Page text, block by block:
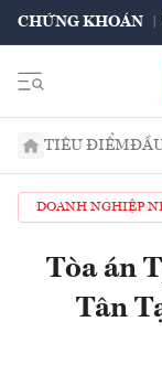
CHỨNG KHOÁN
TIÊU ĐIỂM
DOANH NGHIỆP
Tòa án
Tân